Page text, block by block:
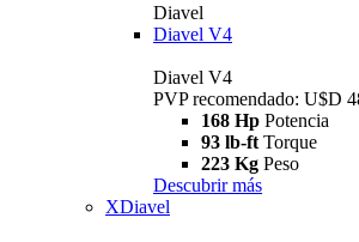
Diavel
Diavel V4
Diavel V4
PVP recomendado: U$D
168 Hp Potencia
93 lb-ft Torque
223 Kg Peso
Descubrir más
XDiavel